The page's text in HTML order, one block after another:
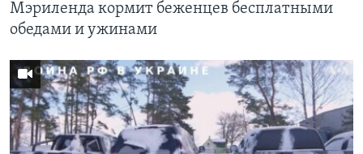
Мэриленда кормит беженцев бесплатными
обедами и ужинами